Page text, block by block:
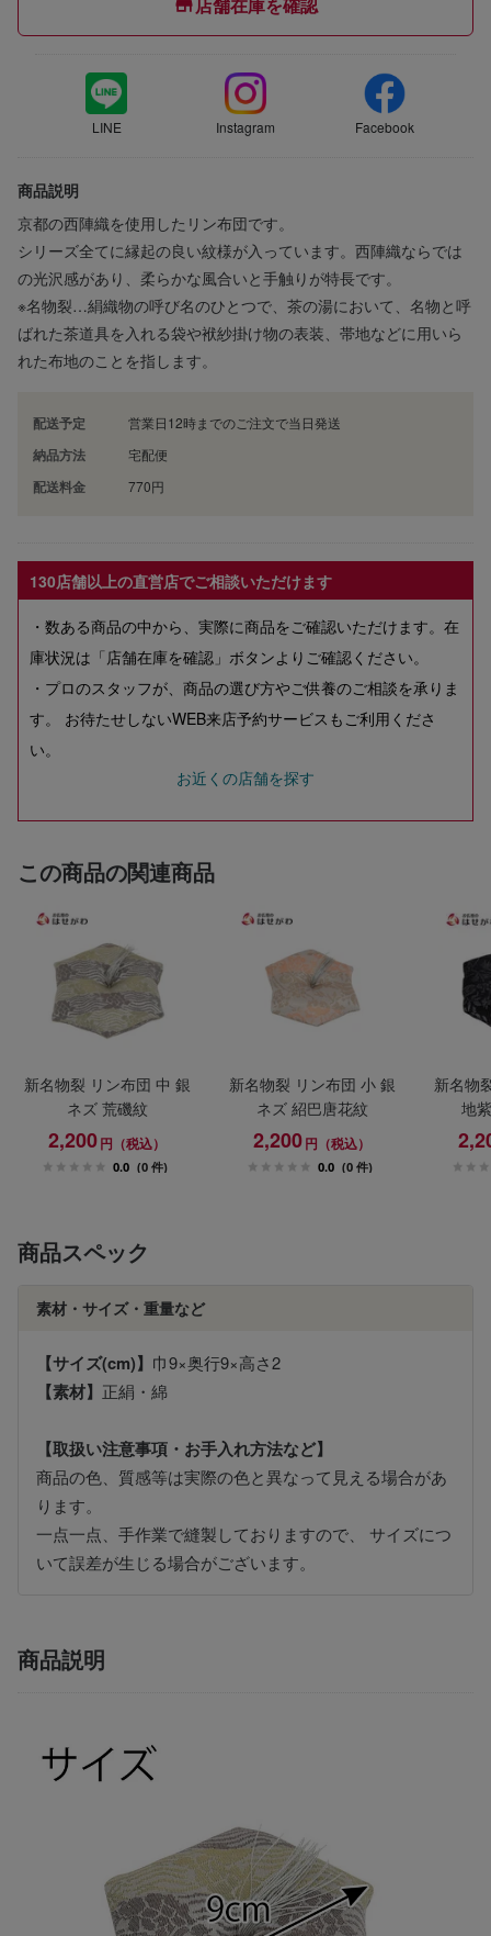
店舗在庫を確認
LINE Instagram Facebook
商品説明
京都の西陣織を使用したリン布団です。
シリーズ全てに縁起の良い紋様が入っています。西陣織ならでは
の光沢感があり、柔らかな風合いと手触りが特長です。
※名物裂…絹織物の呼び名のひとつで、茶の湯において、名物と呼
ばれた茶道具を入れる袋や袱紗掛け物の表装、帯地などに用いら
れた布地のことを指します。
配送予定 営業日12時までのご注文で当日発送
納品方法 宅配便
配送料金 770円
130店舗以上の直営店でご相談いただけます
・数ある商品の中から、実際に商品をご確認いただけます。在
庫状況は「店舗在庫を確認」ボタンよりご確認ください。
・プロのスタッフが、商品の選び方やご供養のご相談を承りま
す。 お待たせしないWEB来店予約サービスもご利用くださ
い。
お近くの店舗を探す
この商品の関連商品
新名物裂 リン布団 中 銀
ネズ 荒磯紋
2,200円（税込）
0.0 (0 件)
新名物裂 リン布団 小 銀
ネズ 紹巴唐花紋
2,200円（税込）
0.0 (0 件)
新名物
地
商品スペック
素材・サイズ・重量など
【サイズ(cm)】 巾9×奥行9×高さ2
【素材】 正絹・綿
【取扱い注意事項・お手入れ方法など】
商品の色、質感等は実際の色と異なって見える場合があ
ります。
一点一点、手作業で縫製しておりますので、 サイズにつ
いて誤差が生じる場合がございます。
商品説明